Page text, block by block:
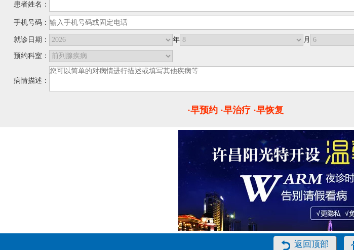
患者姓名：
手机号码：
就诊日期： 年 月
预约科室：
病情描述：
·早预约 ·早治疗 ·早恢复
返回顶部